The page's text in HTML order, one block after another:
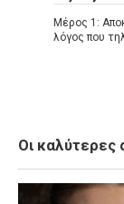
Μέρος 1:
λόγος που
Οι καλύτερες